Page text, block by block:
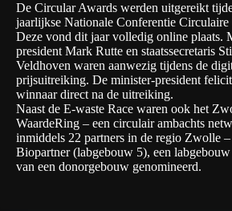
De Circular Awards werden uitgereikt
jaarlijkse Nationale Conferentie Circulaire
Deze vond dit jaar volledig online plaats.
president Mark Rutte en staatssecretaris
Veldhoven waren aanwezig tijdens de
prijsuitreiking. De minister-president
winnaar direct na de uitreiking.
Naast de E-waste Race waren ook het
WaardeRing – een circulair ambachts
inmiddels 22 partners in de regio Zwolle –
Biopartner(labgebouw 5), een
van een donorgebouw genomineerd.